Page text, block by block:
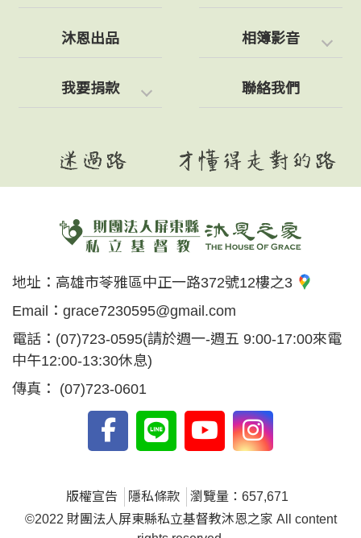
沐恩出品 相簿影音
我要捐款 聯絡我們
地址： 高雄市苓雅區中正一路372號12樓之3
Email： grace7230595@gmail.com
電話： (07)723-0595(請於週一-週五 9:00-17:00來電
中午12:00-13:30休息)
傳真：
(07)723-0601
版權宣告 隱私條款
瀏覽量：657,671
©2022 財團法人屏東縣私立基督教沐恩之家 All content